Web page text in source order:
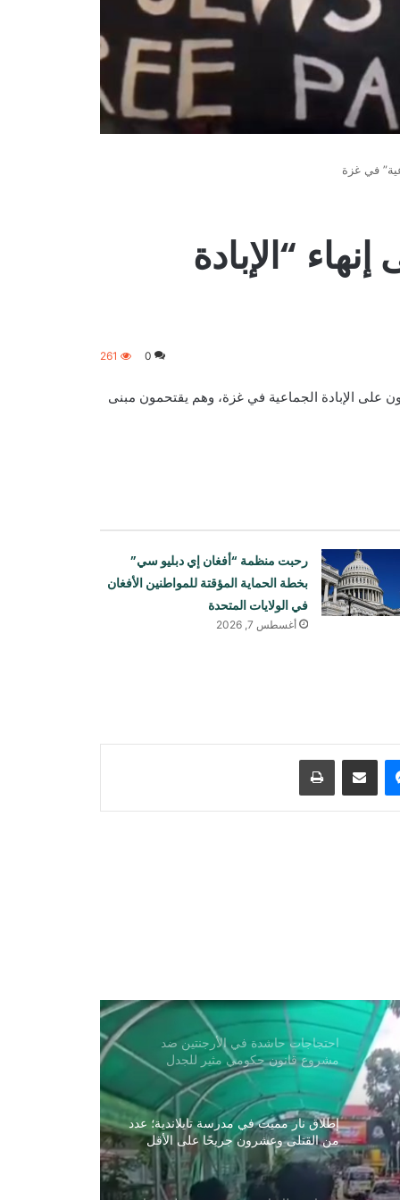
في غزة
“الإبادة
0
261
على الإبادة الجماعية في غزة، وهم يقتحمون مبنى
رحبت منظمة “أفغان إي دبليو سي”
بخطة الحماية المؤقتة للمواطنين الأفغان
في الولايات المتحدة
أغسطس 7, 2026
ماسنجر مشاركة عبر البريد طباعة
منظمة الصحة العالمية: تفشي وباء الإيبولا
السريع أودی بحياة أكثر من 1700 شخص
احتجاجات حاشدة في الأرجنتين ضد
مشروع قانون حكومي مثير للجدل
إطلاق نار مميت في مدرسة تايلاندية؛ عدد
من القتلى وعشرون جريحًا على الأقل